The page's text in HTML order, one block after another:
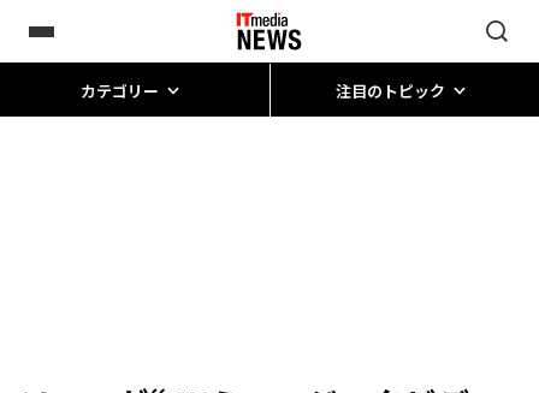
カテゴリー 注目のトピック